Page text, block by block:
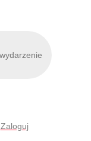
Zaloguj